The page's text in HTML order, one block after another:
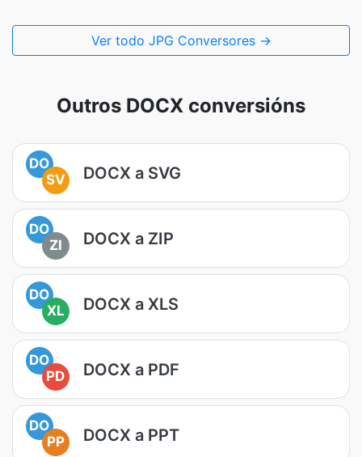
Ver todo JPG Conversores →
Outros DOCX conversións
DO
SV
DOCX a SVG
DO
ZI
DOCX a ZIP
DO
XL
DOCX a XLS
DO
PD
DOCX a PDF
DO
PP
DOCX a PPT